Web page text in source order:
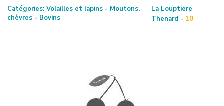
Catégories: Volailles et lapins - Moutons,
chèvres - Bovins
La Louptiere
Thenard - 10